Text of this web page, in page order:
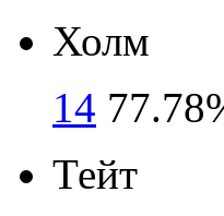
Холм
14
Тейт